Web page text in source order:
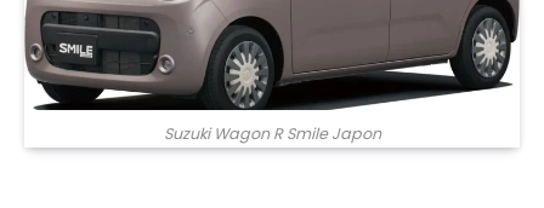
Suzuki Wagon R Smile Japon